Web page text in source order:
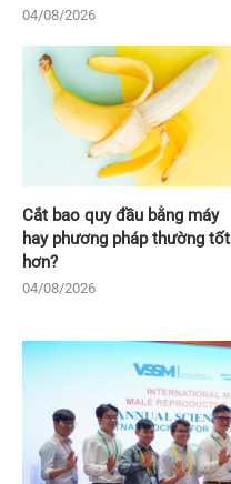
04/08/2026
Cắt bao quy đầu bằng máy
hay phương pháp thường tốt
hơn?
04/08/2026